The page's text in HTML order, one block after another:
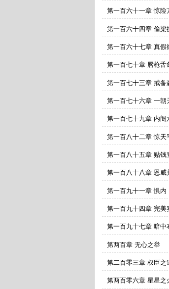
第一百六十一章 惊险
第一百六十四章 偷梁
第一百六十七章 真假
第一百七十章 唇枪舌
第一百七十三章 戒备
第一百七十六章 一朝
第一百七十九章 内阁
第一百八十二章 惊天
第一百八十五章 贴钱
第一百八十八章 恩威
第一百九十一章 惧内
第一百九十四章 完美
第一百九十七章 暗中
第两百章 无心之举
第二百零三章 权臣之
第两百零六章 星星之